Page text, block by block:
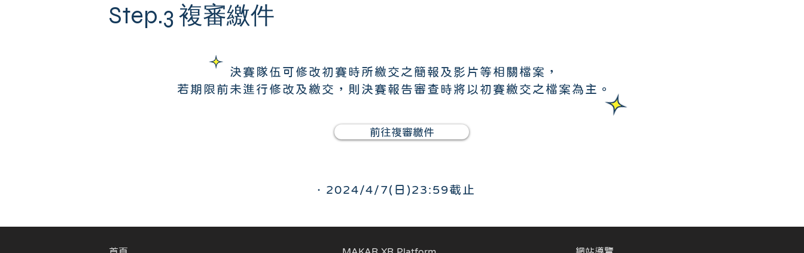
Step.3 複審繳件
決賽隊伍可修改初賽時所繳交之簡報及影片等相關檔案，
若期限前未進行修改及繳交，則決賽報告審查時將以初賽繳交之檔案為主。
前往複審繳件
．2024/4/7(日)23:59截止